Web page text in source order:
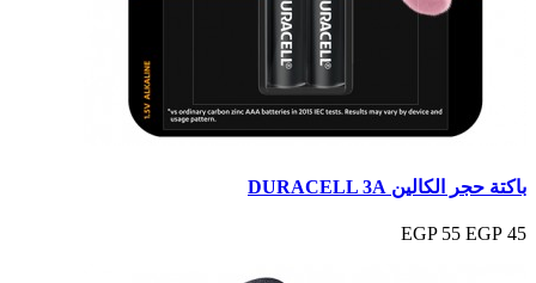
باكتة حجر الكالين DURACELL 3A
45 EGP
55 EGP